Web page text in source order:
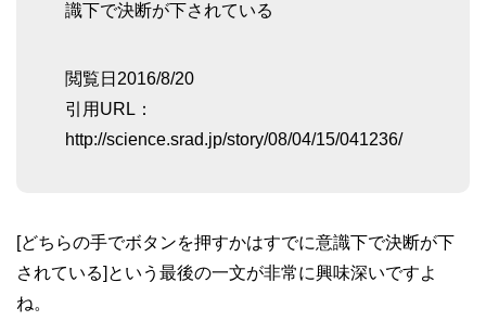
識下で決断が下されている
閲覧日2016/8/20
引用URL：
http://science.srad.jp/story/08/04/15/041236/
[どちらの手でボタンを押すかはすでに意識下で決断が下
されている]という最後の一文が非常に興味深いですよ
ね。